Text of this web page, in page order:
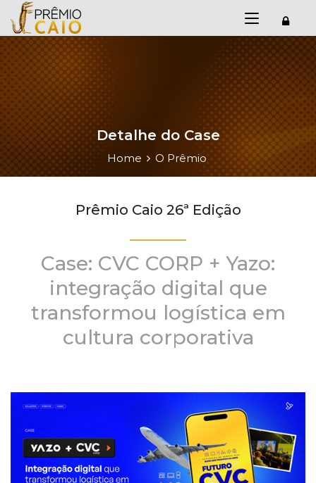
Detalhe do Case
Home O Prêmio
Prêmio Caio 26ª Edição
Case: CVC CORP + Yazo:
integração digital que
transformou logística em
cultura corporativa